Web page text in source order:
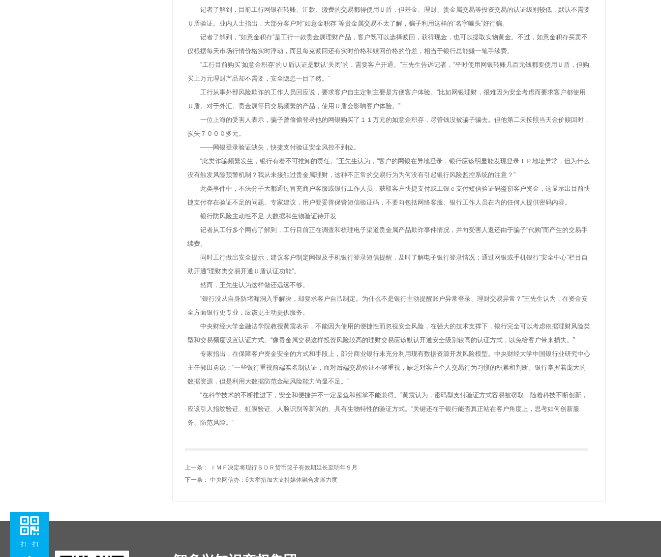
记者了解到，目前工行网银在转账、汇款、缴费的交易都得使用Ｕ盾，但基金、理财、贵金属交易等投资交易的认证级别较低，默认不需要
Ｕ盾验证。业内人士指出，大部分客户对“如意金积存”等贵金属交易不太了解，骗子利用这样的“名字噱头”好行骗。
记者了解到，“如意金积存”是工行一款贵金属理财产品，客户既可以选择赎回，获得现金，也可以提取实物黄金。不过，如意金积存买卖不
仅根据每天市场行情价格实时浮动，而且每克赎回还有实时价格和赎回价格的价差，相当于银行总能赚一笔手续费。
“工行目前购买‘如意金积存’的Ｕ盾认证是默认‘关闭’的，需要客户开通。”王先生告诉记者，“平时使用网银转账几百元钱都要使用Ｕ盾，但购
买上万元理财产品却不需要，安全隐患一目了然。”
工行从事外部风险欺诈的工作人员回应说，要求客户自主定制主要是方便客户体验。“比如网银理财，很难因为安全考虑而要求客户都使用
Ｕ盾。对于外汇、贵金属等日交易频繁的产品，使用Ｕ盾会影响客户体验。”
一位上海的受害人表示，骗子曾偷偷登录他的网银购买了１１万元的如意金积存，尽管钱没被骗子骗去。但他第二天按照当天金价赎回时，
损失７０００多元。
——网银登录验证缺失，快捷支付验证安全风控不到位。
“此类诈骗频繁发生，银行有着不可推卸的责任。”王先生认为，“客户的网银在异地登录，银行应该明显能发现登录ＩＰ地址异常，但为什么
没有触发风险预警机制？我从未接触过贵金属理财，这种不正常的交易行为为何没有引起银行风险监控系统的注意？”
此类事件中，不法分子大都通过冒充商户客服或银行工作人员，获取客户快捷支付或工银ｅ支付短信验证码盗窃客户资金，这显示出目前快
捷支付存在验证不足的问题。专家建议，用户要妥善保管短信验证码，不要向包括网络客服、银行工作人员在内的任何人提供密码内容。
银行防风险主动性不足 大数据和生物验证待开发
记者从工行多个网点了解到，工行目前正在调查和梳理电子渠道贵金属产品欺诈事件情况，并向受害人返还由于骗子“代购”而产生的交易手
续费。
同时工行做出安全提示，建议客户制定网银及手机银行登录短信提醒，及时了解电子银行登录情况；通过网银或手机银行“安全中心”栏目自
助开通“理财类交易开通Ｕ盾认证功能”。
然而，王先生认为这样做还远远不够。
“银行没从自身防堵漏洞入手解决，却要求客户自己制定。为什么不是银行主动提醒账户异常登录、理财交易异常？”王先生认为，在资金安
全方面银行更专业，应该更主动提供服务。
中央财经大学金融法学院教授黄震表示，不能因为使用的便捷性而忽视安全风险，在强大的技术支撑下，银行完全可以考虑依据理财风险类
型和交易额度设置认证方式。“像贵金属交易这样投资风险较高的理财交易应该默认开通安全级别较高的认证方式，以免给客户带来损失。”
专家指出，在保障客户资金安全的方式和手段上，部分商业银行未充分利用现有数据资源开发风险模型。中央财经大学中国银行业研究中心
主任郭田勇说：“一些银行重视前端实名制认证，而对后端交易验证不够重视，缺乏对客户个人交易行为习惯的积累和判断。银行掌握着庞大的
数据资源，但是利用大数据防范金融风险能力尚显不足。”
“在科学技术的不断推进下，安全和便捷并不一定是鱼和熊掌不能兼得。”黄震认为，密码型支付验证方式容易被窃取，随着科技不断创新，
应该引入指纹验证、虹膜验证、人脸识别等新兴的、具有生物特性的验证方式。“关键还在于银行能否真正站在客户角度上，思考如何创新服
务、防范风险。”
上一条：
ＩＭＦ决定将现行ＳＤＲ货币篮子有效期延长至明年９月
下一条： 中央网信办：6大举措加大支持媒体融合发展力度
扫一扫